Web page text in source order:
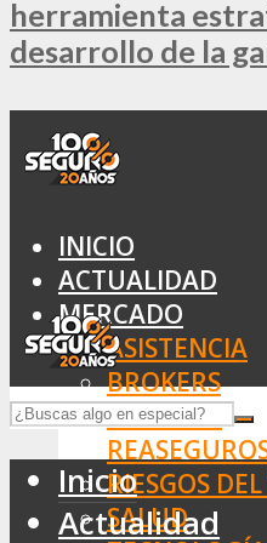
herramienta
desarrollo de la
INICIO
ACTUALIDAD
MERCADO
ASISTENCIA
BROKERS
SEGUROS
RIESGOS
SALUD
Inicio
Actualidad